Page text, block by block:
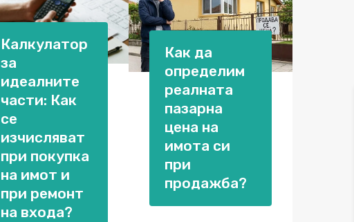
Калкулатор
за
идеалните
части: Как
се
изчисляват
при покупка
на имот и
при ремонт
на входа?
Как да
определим
реалната
пазарна
цена на
имота си
при
продажба?